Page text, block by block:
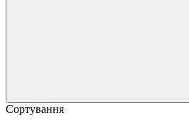
Сортування